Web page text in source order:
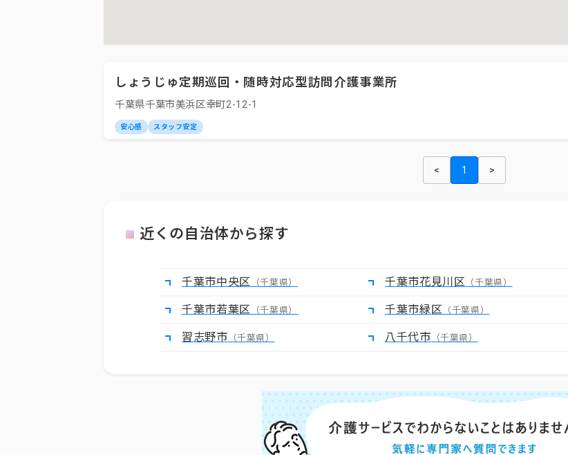
しょうじゅ定期巡回・随時対応型訪問介護事業所
千葉県千葉市美浜区幸町2-12-1
安心感 スタッフ安定
< 1 >
近くの自治体から探す
千葉市中央区 （千葉県） 千葉市花見川区 （千葉県）
千葉市若葉区 （千葉県） 千葉市緑区 （千葉県）
習志野市 （千葉県） 八千代市 （千葉県）